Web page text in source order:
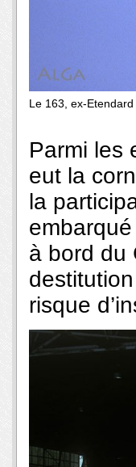
Le 163, ex-
Parmi les
eut la
la
à bord du
risque